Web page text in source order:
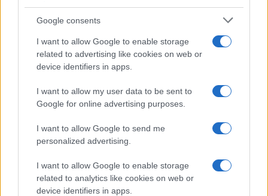
Google consents
I want to allow Google to enable storage
related to advertising like cookies on web or
device identifiers in apps.
I want to allow my user data to be sent to
Google for online advertising purposes.
I want to allow Google to send me
personalized advertising.
I want to allow Google to enable storage
related to analytics like cookies on web or
device identifiers in apps.
O Papel da IA no Day Trade Moderno: Dicas para Traders da
Família Euro
Bruno Costa · 5 ago 2026